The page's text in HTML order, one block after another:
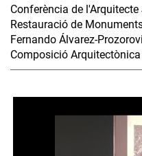
Conferència de
Restauració de
Fernando Álvarez-
Composició Arquitectònica